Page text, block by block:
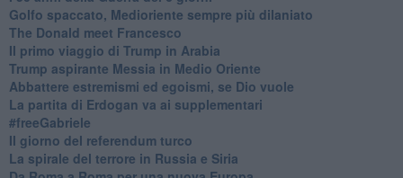
Golfo spaccato, Medioriente sempre più dilaniato
The Donald meet Francesco
Il primo viaggio di Trump in Arabia
Trump aspirante Messia in Medio Oriente
Abbattere estremismi ed egoismi, se Dio vuole
La partita di Erdogan va ai supplementari
#freeGabriele
Il giorno del referendum turco
La spirale del terrore in Russia e Siria